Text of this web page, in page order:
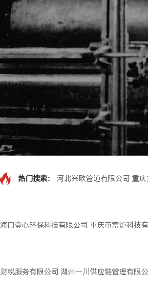
热门搜索： 河北兴欧管道有限公司 重庆
海口壹心环保科技有限公司 重庆市富炬科技
财税服务有限公司 湖州一川供应链管理有限